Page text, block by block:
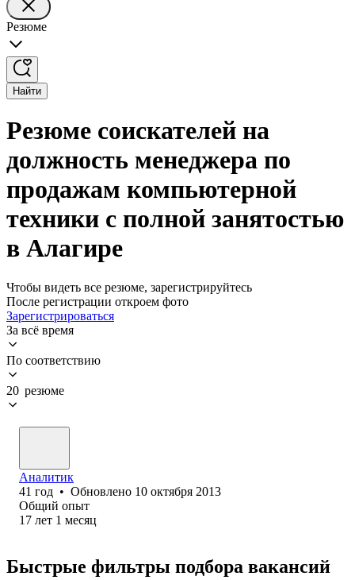
Резюме
Найти
Резюме соискателей на
должность менеджера по
продажам компьютерной
техники с полной занятостью
в Алагире
Чтобы видеть все резюме, зарегистрируйтесь
После регистрации откроем фото
Зарегистрироваться
За всё время
По соответствию
20 резюме
Аналитик
41 год • Обновлено 10 октября 2013
Общий опыт
17 лет 1 месяц
Быстрые фильтры подбора вакансий